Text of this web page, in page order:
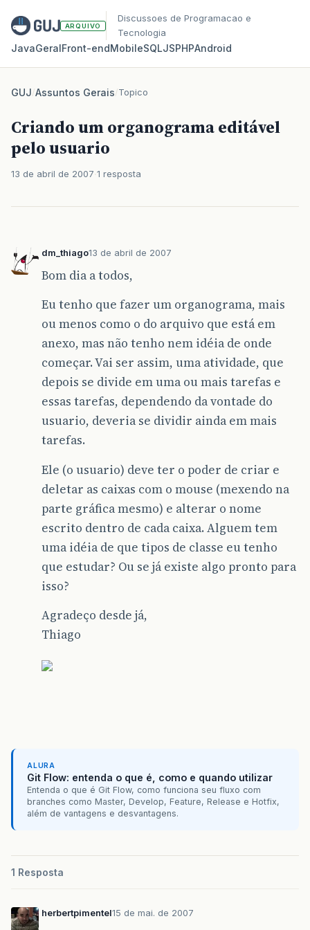
ARQUIVO
Discussoes de Programacao e
Tecnologia
JavaGeralFront‑endMobileSQLJSPHPAndroid
GUJ/Assuntos Gerais/Topico
Criando um organograma editável
pelo usuario
13 de abril de 2007 1 resposta
dm_thiago13 de abril de 2007
Bom dia a todos,
Eu tenho que fazer um organograma, mais
ou menos como o do arquivo que está em
anexo, mas não tenho nem idéia de onde
começar. Vai ser assim, uma atividade, que
depois se divide em uma ou mais tarefas e
essas tarefas, dependendo da vontade do
usuario, deveria se dividir ainda em mais
tarefas.
Ele (o usuario) deve ter o poder de criar e
deletar as caixas com o mouse (mexendo na
parte gráfica mesmo) e alterar o nome
escrito dentro de cada caixa. Alguem tem
uma idéia de que tipos de classe eu tenho
que estudar? Ou se já existe algo pronto para
isso?
Agradeço desde já,
Thiago
ALURA
Git Flow: entenda o que é, como e quando utilizar
Entenda o que é Git Flow, como funciona seu fluxo com
branches como Master, Develop, Feature, Release e Hotfix,
além de vantagens e desvantagens.
1 Resposta
herbertpimentel15 de mai. de 2007